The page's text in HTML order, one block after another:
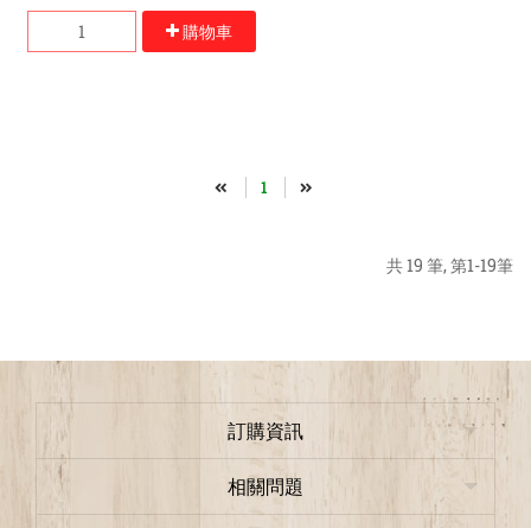
購物車
1
共 19 筆, 第1-19筆
訂購資訊
相關問題